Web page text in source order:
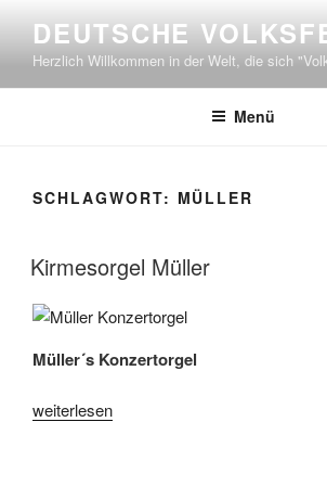
springen
DEUTSCHE
Herzlich Willkommen in der Welt, die sich
Menü
SCHLAGWORT: MÜLLER
Kirmesorgel Müller
Müller´s Konzertorgel
„Kirmesorgel
weiterlesen